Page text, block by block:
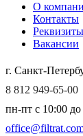
О
Контакты
Реквизиты
Вакансии
г. Санкт-
8 812 949-65-00
пн-пт c 10:00 до